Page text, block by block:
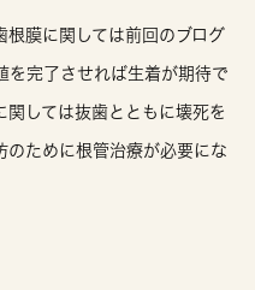
根膜に関しては前回のブログ
を完了させれば生着が期待で
関しては抜歯とともに壊死を
のために根管治療が必要にな